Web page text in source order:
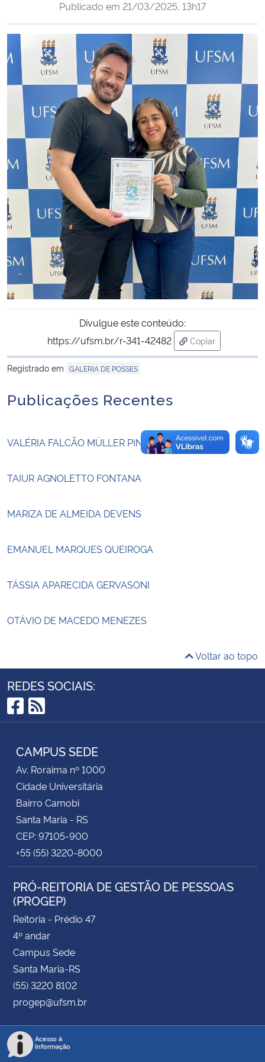
Ministério da Cidadania
Ministério da Saúde
Ministério de Minas e Energia
Ministério da Ciência, Tecnologia, Inovações e Comunicações
Ministério do Meio Ambiente
Ministério do Turismo
Ministério do Desenvolvimento Regional
Controladoria-Geral da União
Ministério da Mulher, da Família e dos Direitos Humanos
Secretaria-Geral
Gabinete de Segurança Institucional
Planalto
Publicado em 21/03/2025, 13h17
Divulgue este conteúdo:
https://ufsm.br/r-341-42482
Copiar
para área de
Registrado em GALERIA DE POSSES
Publicações Recentes
VALÉRIA FALCÃO MÜLLER PINHEIRO
TAIUR AGNOLETTO FONTANA
MARIZA DE ALMEIDA DEVENS
EMANUEL MARQUES QUEIROGA
TÁSSIA APARECIDA GERVASONI
OTÁVIO DE MACEDO MENEZES
Voltar ao topo
REDES SOCIAIS:
Facebook
RSS
CAMPUS SEDE
Av. Roraima nº 1000
Cidade Universitária
Bairro Camobi
Santa Maria - RS
CEP: 97105-900
+55 (55) 3220-8000
PRÓ-REITORIA DE GESTÃO DE PESSOAS
(PROGEP)
Reitoria - Prédio 47
4º andar
Campus Sede
Santa Maria-RS
(55) 3220 8102
progep@ufsm.br
Acesso à
Informação